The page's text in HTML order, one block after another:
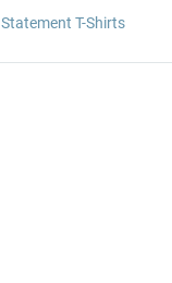
Statement T-Shirts